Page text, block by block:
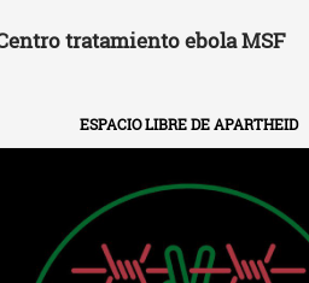
tratamiento ebola MSF
ESPACIO LIBRE DE APARTHEID